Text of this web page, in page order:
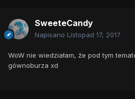
SweeteCandy
Napisano Listopad 17, 2017
WoW nie wiedziałam, że pod tym
gównoburza xd